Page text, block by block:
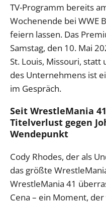
TV-Programm bereits
Wochenende bei WWE
feiern lassen. Das
Samstag, den 10. Mai
St. Louis, Missouri,
des Unternehmens ist
im Gespräch.
Seit WrestleMania
Titelverlust gegen
Wendepunkt
Cody Rhodes, der als
das größte
WrestleMania 41
Cena – ein Moment,